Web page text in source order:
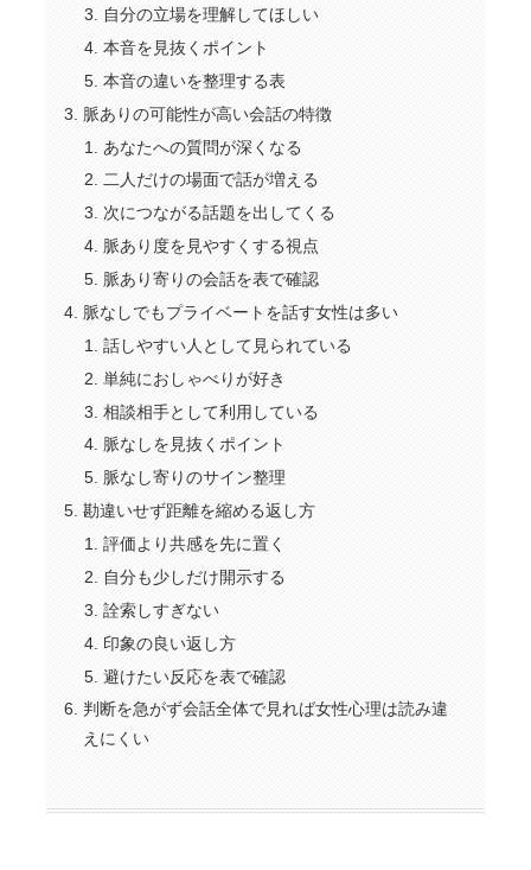
自分の立場を理解してほしい
本音を見抜くポイント
本音の違いを整理する表
脈ありの可能性が高い会話の特徴
あなたへの質問が深くなる
二人だけの場面で話が増える
次につながる話題を出してくる
脈あり度を見やすくする視点
脈あり寄りの会話を表で確認
脈なしでもプライベートを話す女性は多い
話しやすい人として見られている
単純におしゃべりが好き
相談相手として利用している
脈なしを見抜くポイント
脈なし寄りのサイン整理
勘違いせず距離を縮める返し方
評価より共感を先に置く
自分も少しだけ開示する
詮索しすぎない
印象の良い返し方
避けたい反応を表で確認
判断を急がず会話全体で見れば女性心理は読み違
えにくい